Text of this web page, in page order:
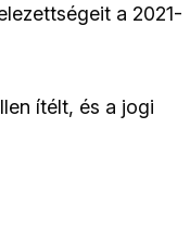
a 2021-
ítélt, és a jogi